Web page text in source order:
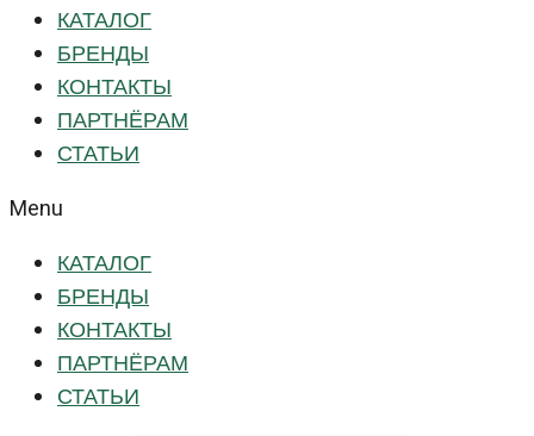
КАТАЛОГ
БРЕНДЫ
КОНТАКТЫ
ПАРТНЁРАМ
СТАТЬИ
Menu
КАТАЛОГ
БРЕНДЫ
КОНТАКТЫ
ПАРТНЁРАМ
СТАТЬИ